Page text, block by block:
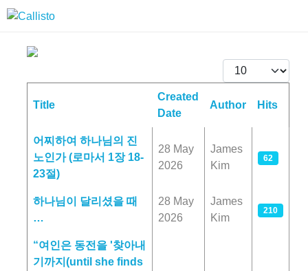
Display #
Articles
Title
Created
Date
Author Hits
어찌하여 하나님의 진
노인가 (로마서 1장 18-
23절)
28 May
2026
James
Kim
62
하나님이 달리셨을 때
…
28 May
2026
James
Kim
210
“여인은 동전을 '찾아내
기까지(until she finds